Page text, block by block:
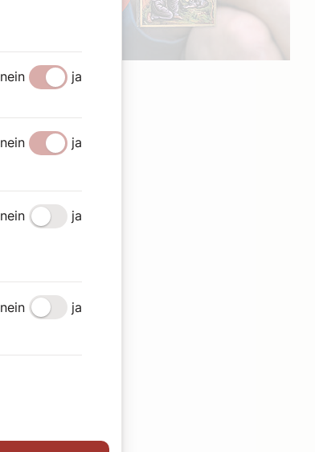
nein ja
nein
ja
nein ja
nein
ja